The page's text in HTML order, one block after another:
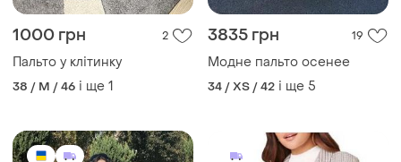
1000 грн 2
Пальто у клітинку
38 / M / 46 і ще 1
3835 грн 19
Модне пальто осенее
34 / XS / 42 і ще 5